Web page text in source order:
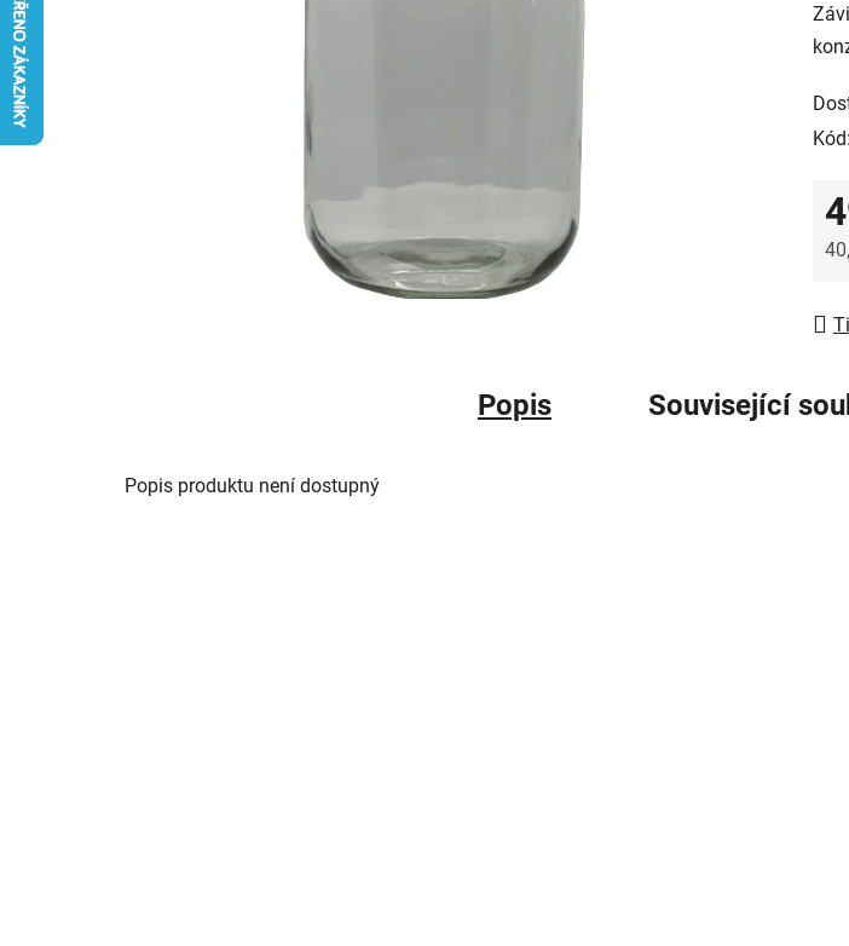
Kód:
Popis Související
Popis produktu není dostupný